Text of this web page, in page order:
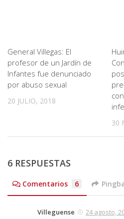
General Villegas: El
profesor de un Jardín de
Infantes fue denunciado
por abuso sexual
20 JULIO, 2018
30
6 RESPUESTAS
Comentarios 6
Villeguense
24 agosto,